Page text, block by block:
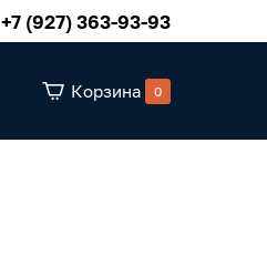
+7 (927) 363-93-93
Корзина 0